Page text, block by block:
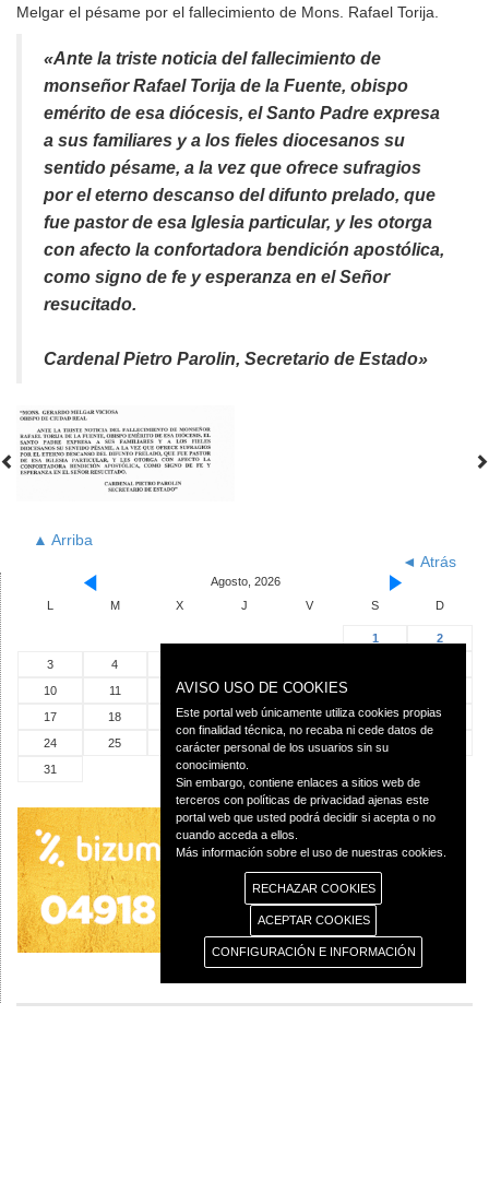
Melgar el pésame por el fallecimiento de Mons. Rafael Torija.
«Ante la triste noticia del fallecimiento de
monseñor Rafael Torija de la Fuente, obispo
emérito de esa diócesis, el Santo Padre expresa
a sus familiares y a los fieles diocesanos su
sentido pésame, a la vez que ofrece sufragios
por el eterno descanso del difunto prelado, que
fue pastor de esa Iglesia particular, y les otorga
con afecto la confortadora bendición apostólica,
como signo de fe y esperanza en el Señor
resucitado.
Cardenal Pietro Parolin, Secretario de Estado»
▲ Arriba
◄ Atrás
Agosto, 2026
L
M X J V S D
1
2
3
4
10
11 12 13 14
17
18 19 20 21 22
23
24
25 26 27 28 29
31
AVISO USO DE COOKIES
Este portal web únicamente utiliza cookies propias
con finalidad técnica, no recaba ni cede datos de
carácter personal de los usuarios sin su
conocimiento.
Sin embargo, contiene enlaces a sitios web de
terceros con políticas de privacidad ajenas este
portal web que usted podrá decidir si acepta o no
cuando acceda a ellos.
Más información sobre el uso de nuestras cookies.
RECHAZAR COOKIES
ACEPTAR COOKIES
CONFIGURACIÓN E INFORMACIÓN